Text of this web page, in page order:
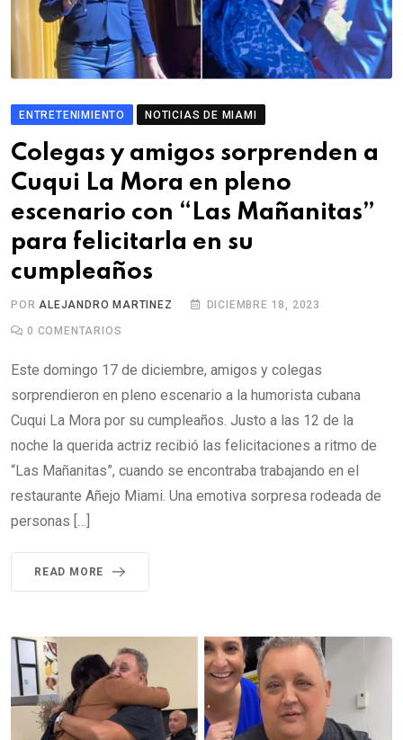
ENTRETENIMIENTO NOTICIAS DE MIAMI
Colegas y amigos sorprenden a
Cuqui La Mora en pleno
escenario con “Las Mañanitas”
para felicitarla en su
cumpleaños
PORALEJANDRO MARTINEZ DICIEMBRE 18, 2023
0 COMENTARIOS
Este domingo 17 de diciembre, amigos y colegas
sorprendieron en pleno escenario a la humorista cubana
Cuqui La Mora por su cumpleaños. Justo a las 12 de la
noche la querida actriz recibió las felicitaciones a ritmo de
“Las Mañanitas”, cuando se encontraba trabajando en el
restaurante Añejo Miami. Una emotiva sorpresa rodeada de
personas […]
READ MORE